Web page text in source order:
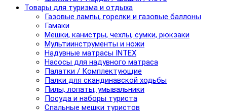
Товары для туризма и отдыха
Газовые лампы, горелки и газовые баллоны
Гамаки
Мешки, канистры, чехлы, сумки, рюкзаки
Мультиинструменты и ножи
Надувные матрасы INTEX
Насосы для надувного матраса
Палатки / Комплектующие
Палки для скандинавской ходьбы
Пилы, лопаты, умывальники
Посуда и наборы туриста
Спальные мешки туристов